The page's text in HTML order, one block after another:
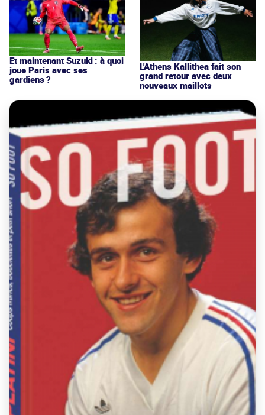
Et maintenant Suzuki : à quoi
joue Paris avec ses
gardiens ?
L'Athens Kallithea fait son
grand retour avec deux
nouveaux maillots